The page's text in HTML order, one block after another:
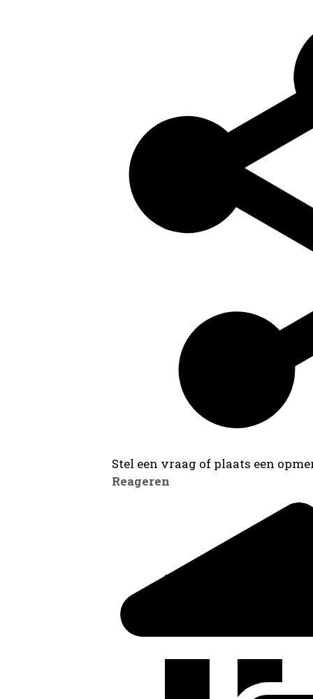
Stel een vraag of plaats een
Reageren